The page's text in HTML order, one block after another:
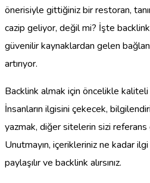
önerisiyle gittiğiniz bir restoran,
cazip geliyor, değil mi? İşte
güvenilir kaynaklardan gelen
artırıyor.
Backlink almak için öncelikle
İnsanların ilgisini çekecek,
yazmak, diğer sitelerin sizi
Unutmayın, içerikleriniz ne kadar
paylaşılır ve backlink alırsınız.